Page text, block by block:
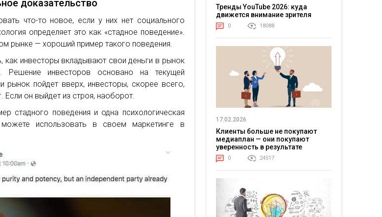
доказательство
что-то новое, если у них нет социального
определяет это как «стадное поведение».
рынке — хороший пример такого поведения.
как инвесторы вкладывают свои деньги в рынок
Решение инвесторов основано на текущей
рынок пойдет вверх, инвесторы, скорее всего,
он выйдет из строя, наоборот.
стадного поведения и одна психологическая
использовать в своем маркетинге в
Тренды YouTube 2026: куда
движется внимание зрителя
0 18088
17.02.2026
Клиенты больше не покупают
медиаплан — они покупают
уверенность в результате
0 24517